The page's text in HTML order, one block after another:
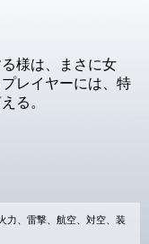
様は、まさに女
レイヤーには、 特
る。
力、雷撃、航空、対空、装